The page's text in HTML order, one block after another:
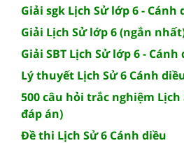
Giải sgk Lịch Sử lớp 6 - Cánh
Giải Lịch Sử lớp 6 (ngắn
Giải SBT Lịch Sử lớp 6 - Cánh
Lý thuyết Lịch Sử 6 Cánh
500 câu hỏi trắc nghiệm Lịch
đáp án)
Đề thi Lịch Sử 6 Cánh diều